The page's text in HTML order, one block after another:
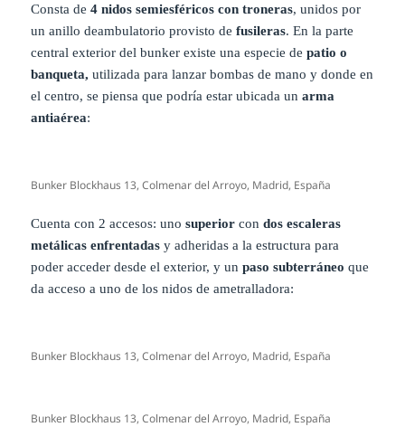
Consta de4 nidos semiesféricos con troneras, unidos por
un anillo deambulatorio provisto defusileras. En la parte
central exterior del bunker existe una especie depatio o
banqueta,utilizada para lanzar bombas de mano y donde en
el centro, se piensa que podría estar ubicada unarma
antiaérea:
Bunker Blockhaus 13, Colmenar del Arroyo, Madrid, España
Cuenta con 2 accesos: unosuperior condos escaleras
metálicas enfrentadas y adheridas a la estructura para
poder acceder desde el exterior, y unpaso subterráneo que
da acceso a uno de los nidos de ametralladora:
Bunker Blockhaus 13, Colmenar del Arroyo, Madrid, España
Bunker Blockhaus 13, Colmenar del Arroyo, Madrid, España